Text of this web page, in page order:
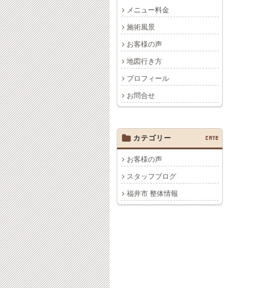
メニュー料金
施術風景
お客様の声
地図行き方
プロフィール
お問合せ
カテゴリー CATE
お客様の声
スタッフブログ
福井市 整体情報